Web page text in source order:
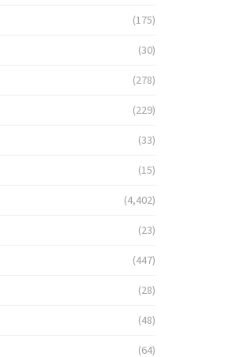
(175)
(30)
(278)
(229)
(33)
(15)
(4,402)
(23)
(447)
(28)
(48)
(64)